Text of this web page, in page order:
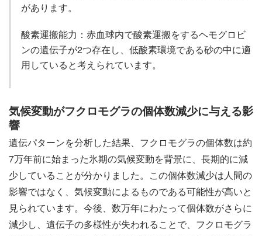
があります。
酸素運搬能力：赤血球内で酸素運搬をするヘモグロビ
ンの遺伝子が2つ存在し、低酸素環境である砂の中に適
用していると考えられています。
気候変動がフクロモグラの個体数減少に与える影
響
遺伝パターンを分析した結果、フクロモグラの個体数は約
7万年前に始まった氷期の気候変動を背景に、長期的に減
少していることが分かりました。この個体数減少は人間の
影響ではなく、気候変動によるものである可能性が高いと
見られています。今後、数万年にわたって個体数がさらに
減少し、遺伝子の多様性が失われることで、フクロモグラ